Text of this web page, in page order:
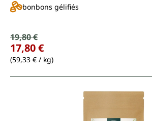
bonbons gélifiés
Prix de vente :
Prix régulier :
19,80 €
17,80 €
(59,33 € / kg)